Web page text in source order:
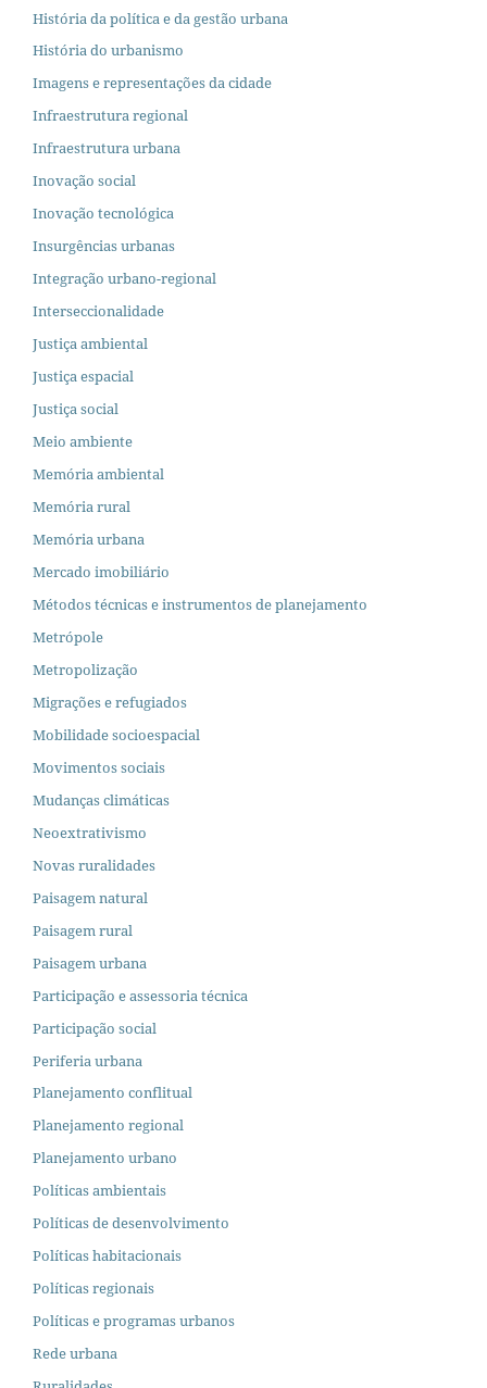
História da política e da gestão urbana
História do urbanismo
Imagens e representações da cidade
Infraestrutura regional
Infraestrutura urbana
Inovação social
Inovação tecnológica
Insurgências urbanas
Integração urbano-regional
Interseccionalidade
Justiça ambiental
Justiça espacial
Justiça social
Meio ambiente
Memória ambiental
Memória rural
Memória urbana
Mercado imobiliário
Métodos técnicas e instrumentos de planejamento
Metrópole
Metropolização
Migrações e refugiados
Mobilidade socioespacial
Movimentos sociais
Mudanças climáticas
Neoextrativismo
Novas ruralidades
Paisagem natural
Paisagem rural
Paisagem urbana
Participação e assessoria técnica
Participação social
Periferia urbana
Planejamento conflitual
Planejamento regional
Planejamento urbano
Políticas ambientais
Políticas de desenvolvimento
Políticas habitacionais
Políticas regionais
Políticas e programas urbanos
Rede urbana